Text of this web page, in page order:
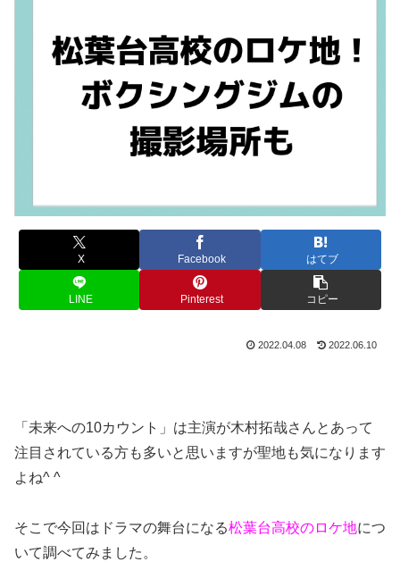
X Facebook はてブ
LINE Pinterest コピー
2022.04.08 2022.06.10
「未来への10カウント」は主演が木村拓哉さんとあって
注目されている方も多いと思いますが聖地も気になります
よね^ ^
そこで今回はドラマの舞台になる松葉台高校のロケ地につ
いて調べてみました。